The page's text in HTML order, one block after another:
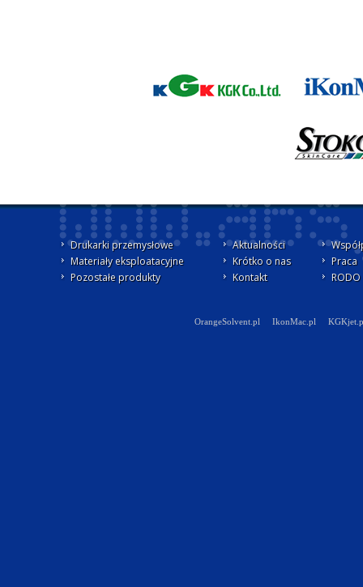
Drukarki przemysłowe
Materiały eksploatacyjne
Pozostałe produkty
Aktualności
Krótko o nas
Kontakt
Praca
OrangeSolvent.pl IkonMac.pl